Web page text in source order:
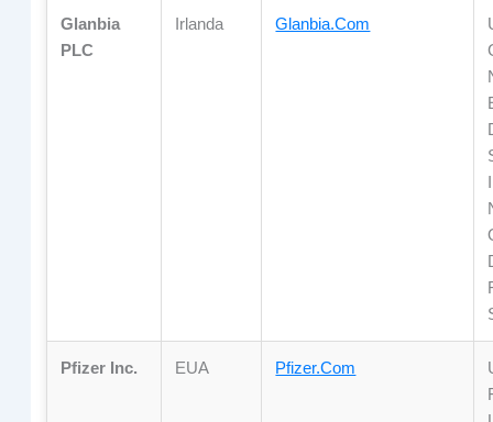
Glanbia
PLC
Irlanda Glanbia.com
Pfizer Inc. EUA Pfizer.com